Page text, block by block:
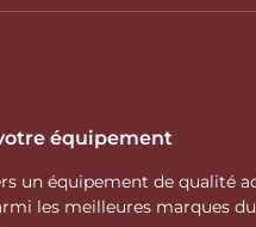
équipement
un équipement de qualité
les meilleures marques